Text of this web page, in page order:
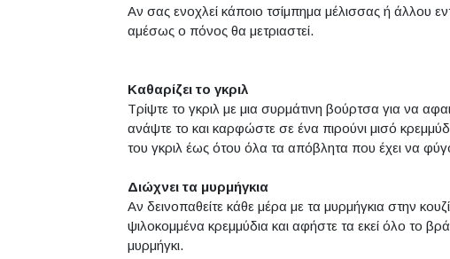
Αν σας ενοχλεί κάποιο τσίμπημα μέλισσας ή άλλου
αμέσως ο πόνος θα μετριαστεί.
Καθαρίζει το γκριλ
Τρίψτε το γκριλ με μια συρμάτινη βούρτσα για να
ανάψτε το και καρφώστε σε ένα πιρούνι μισό
του γκριλ έως ότου όλα τα απόβλητα που έχει να
Διώχνει τα μυρμήγκια
Αν δεινοπαθείτε κάθε μέρα με τα μυρμήγκια στην
ψιλοκομμένα κρεμμύδια και αφήστε τα εκεί όλο το
μυρμήγκι.